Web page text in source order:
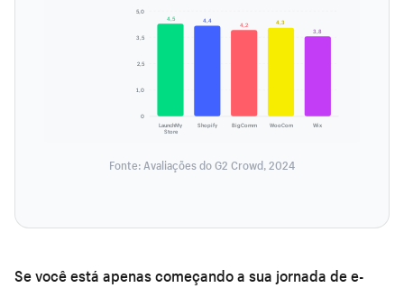
0
1,0
2,5
3,5
5,0
4,5
LaunchMy
Store
4,4
Shopify
4,2
BigComm
4,3
WooCom
3,8
Wix
Fonte: Avaliações do G2 Crowd, 2024
Se você está apenas começando a sua jornada de e-